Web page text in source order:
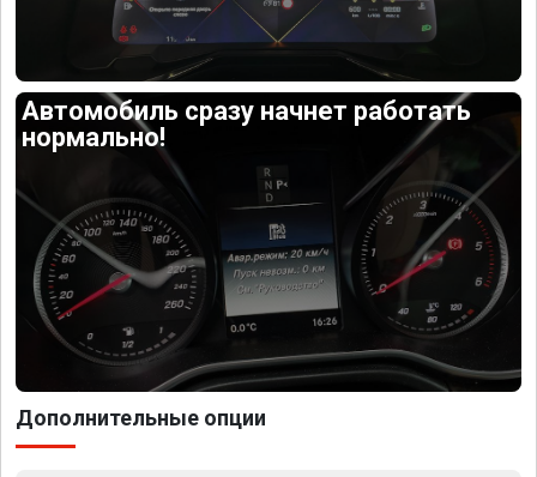
Автомобиль сразу начнет работать
нормально!
Дополнительные опции